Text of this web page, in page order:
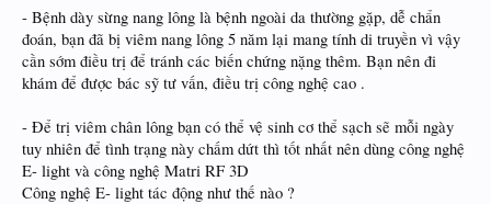
- Bệnh dày sừng nang lông là bệnh ngoài da thường gặp, dễ chẩn
đoán, bạn đã bị viêm nang lông 5 năm lại mang tính di truyền vì vậy
cần sớm điều trị để tránh các biến chứng nặng thêm. Bạn nên đi
khám để được bác sỹ tư vấn, điều trị công nghệ cao .
- Để trị viêm chân lông bạn có thể vệ sinh cơ thể sạch sẽ mỗi ngày
tuy nhiên để tình trạng này chấm dứt thì tốt nhất nên dùng công nghệ
E- light và công nghệ Matri RF 3D
Công nghệ E- light tác động như thế nào ?